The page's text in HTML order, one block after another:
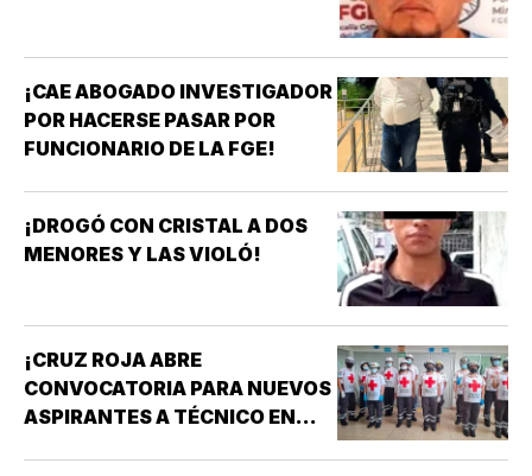
¡CAE ABOGADO INVESTIGADOR
POR HACERSE PASAR POR
FUNCIONARIO DE LA FGE!
¡DROGÓ CON CRISTAL A DOS
MENORES Y LAS VIOLÓ!
¡CRUZ ROJA ABRE
CONVOCATORIA PARA NUEVOS
ASPIRANTES A TÉCNICO EN